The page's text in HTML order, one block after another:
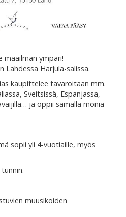
maailman ympäri!
Lahdessa Harjula-salissa.
kaupittelee tavaroitaan mm.
Sveitsissä, Espanjassa,
ja oppii samalla monia
sopii yli 4-vuotiaille, myös
muusikoiden